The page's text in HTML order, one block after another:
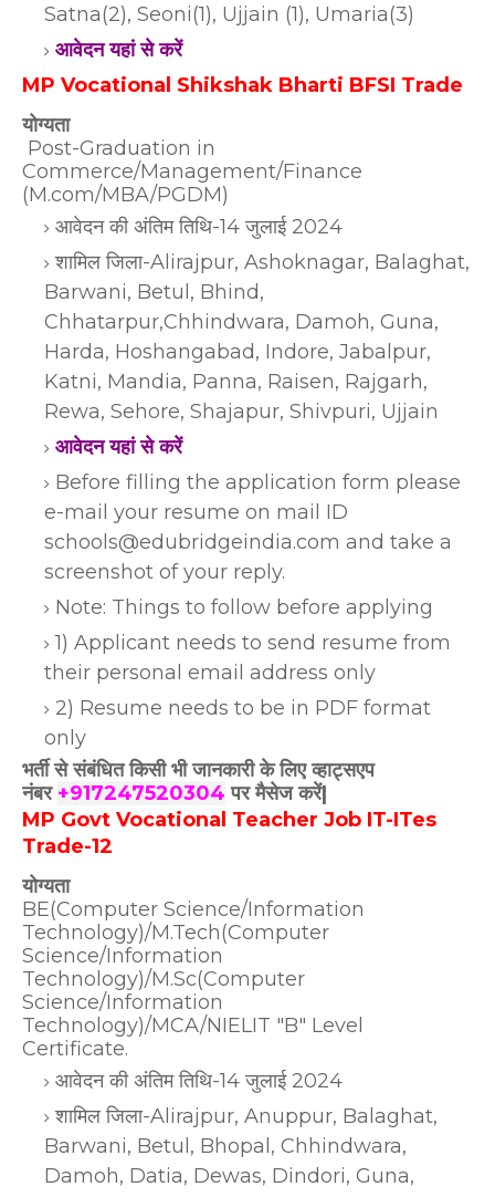
Satna(2), Seoni(1), Ujjain (1), Umaria(3)
आवेदन यहां से करें
MP Vocational Shikshak Bharti BFSI Trade
योग्यता
Post-Graduation in
Commerce/Management/Finance
(M.com/MBA/PGDM)
आवेदन की अंतिम तिथि-14 जुलाई 2024
शामिल जिला-Alirajpur, Ashoknagar, Balaghat,
Barwani, Betul, Bhind,
Chhatarpur,Chhindwara, Damoh, Guna,
Harda, Hoshangabad, Indore, Jabalpur,
Katni, Mandia, Panna, Raisen, Rajgarh,
Rewa, Sehore, Shajapur, Shivpuri, Ujjain
आवेदन यहां से करें
Before filling the application form please
e-mail your resume on mail ID
schools@edubridgeindia.com and take a
screenshot of your reply.
Note: Things to follow before applying
1) Applicant needs to send resume from
their personal email address only
2) Resume needs to be in PDF format
only
भर्ती से संबंधित किसी भी जानकारी के लिए व्हाट्सएप
नंबर +917247520304 पर मैसेज करें|
MP Govt Vocational Teacher Job IT-ITes
Trade-12
योग्यता
BE(Computer Science/Information
Technology)/M.Tech(Computer
Science/Information
Technology)/M.Sc(Computer
Science/Information
Technology)/MCA/NIELIT "B" Level
Certificate.
आवेदन की अंतिम तिथि-14 जुलाई 2024
शामिल जिला-Alirajpur, Anuppur, Balaghat,
Barwani, Betul, Bhopal, Chhindwara,
Damoh, Datia, Dewas, Dindori, Guna,